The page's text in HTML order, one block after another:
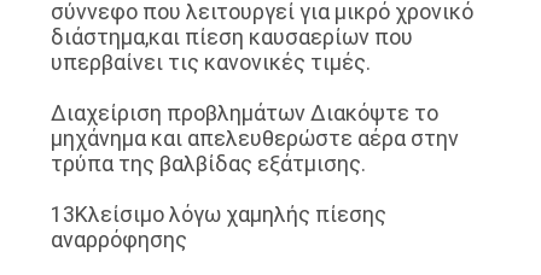
σύννεφο που λειτουργεί για μικρό χρονικό
διάστημα,και πίεση καυσαερίων που
υπερβαίνει τις κανονικές τιμές.
∆ιαχείριση προβλημάτων ∆ιακόψτε το
μηχάνημα και απελευθερώστε αέρα στην
τρύπα της βαλβίδας εξάτμισης.
13Κλείσιμο λόγω χαμηλής πίεσης
αναρρόφησης